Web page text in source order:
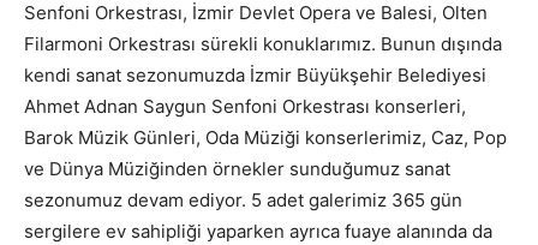
Senfoni Orkestrası, İzmir Devlet Opera ve Balesi, Olten
Filarmoni Orkestrası sürekli konuklarımız. Bunun dışında
kendi sanat sezonumuzda İzmir Büyükşehir Belediyesi
Ahmet Adnan Saygun Senfoni Orkestrası konserleri,
Barok Müzik Günleri, Oda Müziği konserlerimiz, Caz, Pop
ve Dünya Müziğinden örnekler sunduğumuz sanat
sezonumuz devam ediyor. 5 adet galerimiz 365 gün
sergilere ev sahipliği yaparken ayrıca fuaye alanında da